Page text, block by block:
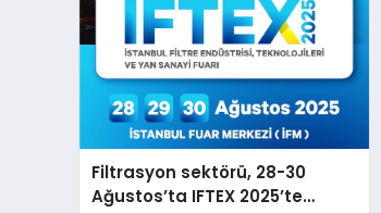
Filtrasyon sektörü, 28-30
Ağustos’ta IFTEX 2025’te